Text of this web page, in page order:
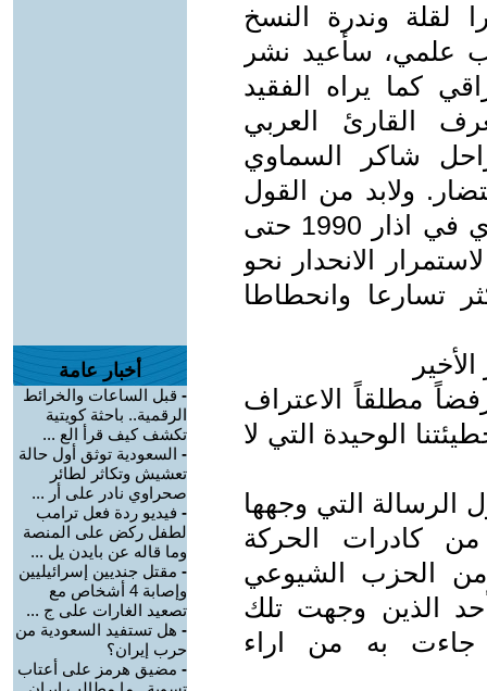
لقلة وندرة النسخ
علمي، سأعيد نشر
كما يراه الفقيد
القارئ العربي
شاكر السماوي
ولابد من القول
ان تلك المداخلة كتبها الفقيد السماوي في اذار 1990 حتى
الانحدار نحو
تسارعا وانحطاطا
مطلقاً الاعتراف
الوحيدة التي لا
الرسالة التي وجهها
من كادرات الحركة
الحزب الشيوعي
الذين وجهت تلك
جاءت به من اراء
أخبار عامة
- قبل الساعات والخرائط
الرقمية.. باحثة كويتية
تكشف كيف قرأ الع ...
- السعودية توثق أول حالة
تعشيش وتكاثر لطائر
صحراوي نادر على أر ...
- فيديو ردة فعل ترامب
لطفل ركض على المنصة
وما قاله عن بايدن يل ...
- مقتل جنديين إسرائيليين
وإصابة 4 أشخاص مع
تصعيد الغارات على ج ...
- هل تستفيد السعودية من
حرب إيران؟
- مضيق هرمز على أعتاب